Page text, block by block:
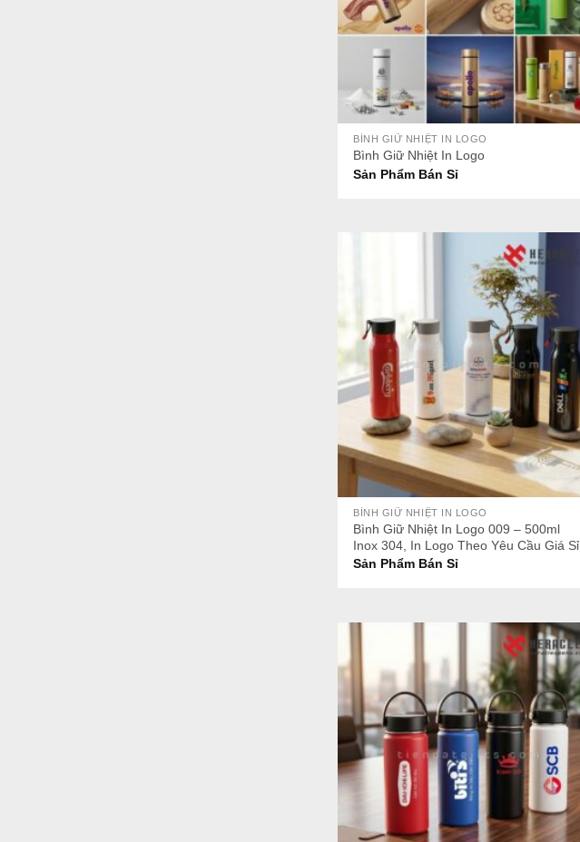
+
BÌNH GIỮ NHIỆT IN LOGO
Bình Giữ Nhiệt In Logo
Sản Phẩm Bán Sỉ
+
BÌNH GIỮ NHIỆT IN LOGO
Bình Giữ Nhiệt In Logo 009 – 500ml
Inox 304, In Logo Theo Yêu Cầu Giá Sỉ
Sản Phẩm Bán Sỉ